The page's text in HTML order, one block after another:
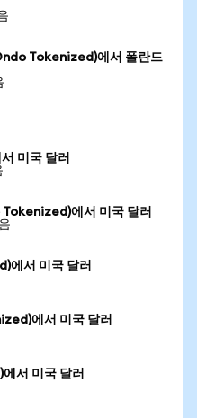
Tokenized)에서 폴란드
미국 달러
에서 미국 달러
에서 미국 달러
에서 미국 달러
서 미국 달러